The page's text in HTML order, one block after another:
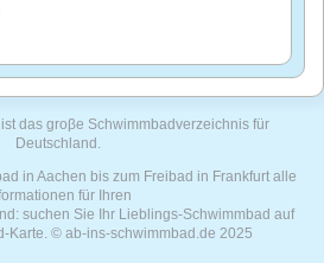
das groβe Schwimmbadverzeichnis für
Deutschland.
in Aachen bis zum Freibad in Frankfurt alle
für Ihren
suchen Sie Ihr Lieblings-Schwimmbad auf
Karte. © ab-ins-schwimmbad.de 2025